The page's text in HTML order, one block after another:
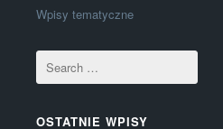
Wpisy tematyczne
OSTATNIE WPISY